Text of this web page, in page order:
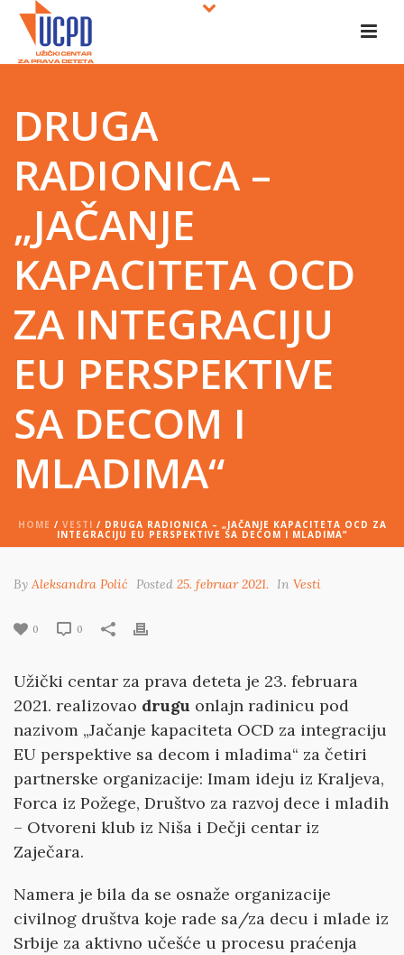
DRUGA
RADIONICA –
„JAČANJE
KAPACITETA OCD
ZA INTEGRACIJU
EU PERSPEKTIVE
SA DECOM I
MLADIMA“
HOME / VESTI / DRUGA RADIONICA – „JAČANJE KAPACITETA OCD ZA
INTEGRACIJU EU PERSPEKTIVE SA DECOM I MLADIMA“
By Aleksandra Polić Posted 25. februar 2021. In Vesti
0 0
Užički centar za prava deteta je 23. februara
2021. realizovao drugu onlajn radinicu pod
nazivom „Jačanje kapaciteta OCD za integraciju
EU perspektive sa decom i mladima“ za četiri
partnerske organizacije: Imam ideju iz Kraljeva,
Forca iz Požege, Društvo za razvoj dece i mladih
– Otvoreni klub iz Niša i Dečji centar iz
Zaječara.
Namera je bila da se osnaže organizacije
civilnog društva koje rade sa/za decu i mlade iz
Srbije za aktivno učešće u procesu praćenja